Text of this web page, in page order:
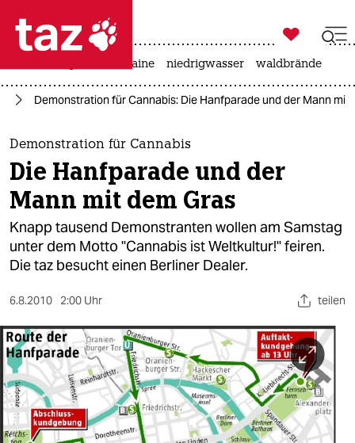
 taz zahl ich
taz zahl ich
themen
politik
öko
gesellschaft
sport
berlin
nord
wahrheit

taz zahl ich
krieg in der ukraine niedrigwasser waldbrände
Demonstration für Cannabis: Die Hanfparade und der Mann mit
Demonstration für Cannabis
Die Hanfparade und der
Mann mit dem Gras
Knapp tausend Demonstranten wollen am Samstag
unter dem Motto "Cannabis ist Weltkultur!" feiren.
Die taz besucht einen Berliner Dealer.
6.8.2010 2:00 Uhr teilen